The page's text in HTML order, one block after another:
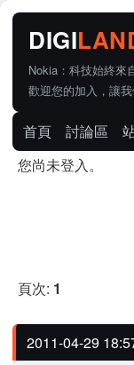
Nokia：科技始終來
歡迎您的加入，讓
首頁 討論區
您尚未登入。
頁次: 1
2011-04-29